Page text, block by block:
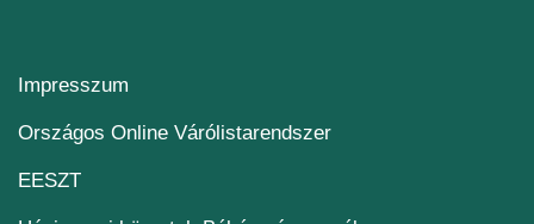
Impresszum
Országos Online Várólistarendszer(új ablakban nyílik
EESZT(új ablakban nyílik meg)